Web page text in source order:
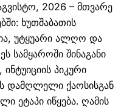
2026 – მთვარე
ხუთშაბათის
უტყუარი ალღო და
სამყაროში შინაგანი
პიკური
დამღლელი ქაოსისგან
ეტაპი იწყება. ღამის